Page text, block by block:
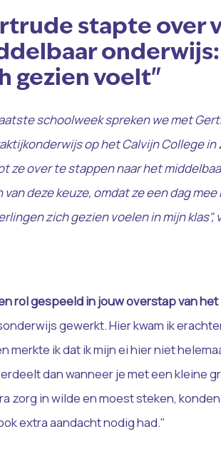
stapte over
gezien voelt"
schoolweek spreken we met
op het Calvijn College in
ze over te stappen naar het
van deze keuze, omdat ze een dag
zich gezien voelen in mijn klas",
rol gespeeld in jouw overstap van
gewerkt. Hier kwam ik
merkte ik dat ik mijn ei hier niet
dan wanneer je met een kleine
zorg in wilde en moest steken,
extra aandacht nodig had."